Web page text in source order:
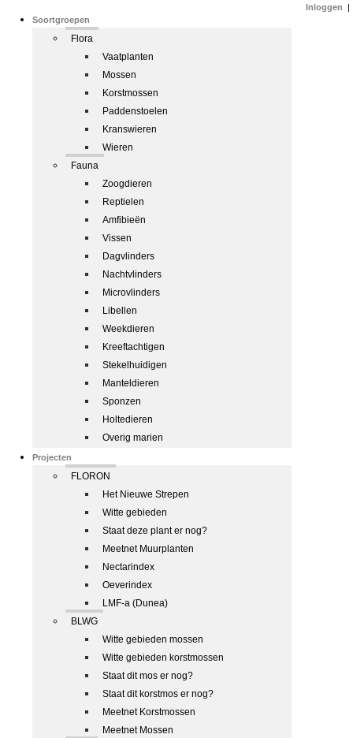
Soortgroepen
Flora
Vaatplanten
Mossen
Korstmossen
Paddenstoelen
Kranswieren
Wieren
Fauna
Zoogdieren
Reptielen
Amfibieën
Vissen
Dagvlinders
Nachtvlinders
Microvlinders
Libellen
Weekdieren
Kreeftachtigen
Stekelhuidigen
Manteldieren
Sponzen
Holtedieren
Overig marien
Projecten
FLORON
Het Nieuwe Strepen
Witte gebieden
Staat deze plant er nog?
Meetnet Muurplanten
Nectarindex
Oeverindex
LMF-a (Dunea)
BLWG
Witte gebieden mossen
Witte gebieden korstmossen
Staat dit mos er nog?
Staat dit korstmos er nog?
Meetnet Korstmossen
Meetnet Mossen
Inloggen |